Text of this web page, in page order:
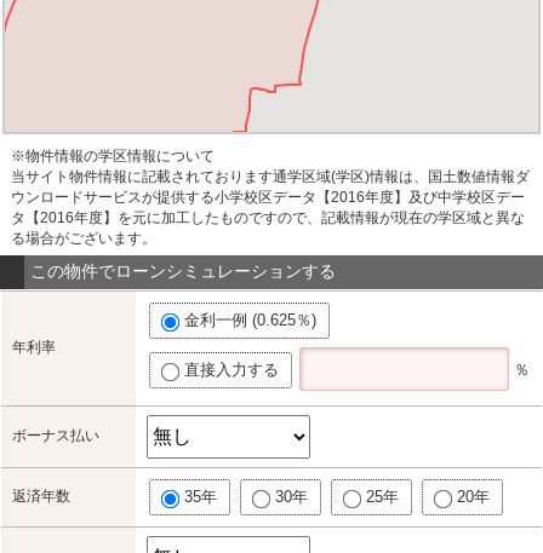
※物件情報の学区情報について
当サイト物件情報に記載されております通学区域(学区)情報は、国土数値情報ダ
ウンロードサービスが提供する小学校区データ【2016年度】及び中学校区デー
タ【2016年度】を元に加工したものですので、記載情報が現在の学区域と異な
る場合がございます。
この物件でローンシミュレーションする
年利率
金利一例 (0.625％)
直接入力する ％
ボーナス払い
返済年数 35年 30年 25年 20年